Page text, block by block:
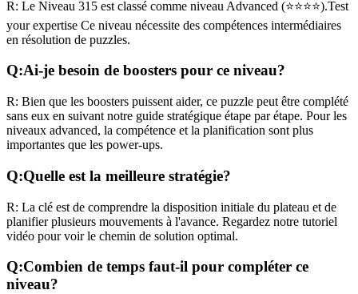
R: Le Niveau 315 est classé comme niveau Advanced (⭐⭐⭐⭐).Test
your expertise Ce niveau nécessite des compétences intermédiaires
en résolution de puzzles.
Q:Ai-je besoin de boosters pour ce niveau?
R: Bien que les boosters puissent aider, ce puzzle peut être complété
sans eux en suivant notre guide stratégique étape par étape. Pour les
niveaux advanced, la compétence et la planification sont plus
importantes que les power-ups.
Q:Quelle est la meilleure stratégie?
R: La clé est de comprendre la disposition initiale du plateau et de
planifier plusieurs mouvements à l'avance. Regardez notre tutoriel
vidéo pour voir le chemin de solution optimal.
Q:Combien de temps faut-il pour compléter ce
niveau?